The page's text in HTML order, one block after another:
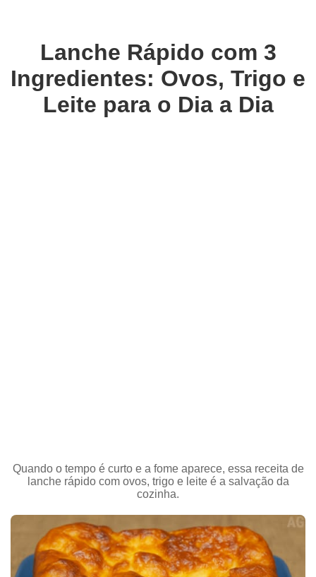
Lanche Rápido com 3
Ingredientes: Ovos, Trigo e
Leite para o Dia a Dia
Quando o tempo é curto e a fome aparece, essa receita de
lanche rápido com ovos, trigo e leite é a salvação da
cozinha.